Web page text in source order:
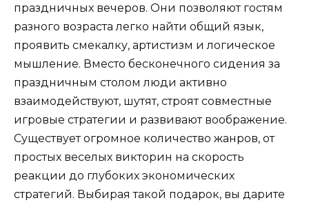
праздничных вечеров. Они позволяют гостям
разного возраста легко найти общий язык,
проявить смекалку, артистизм и логическое
мышление. Вместо бесконечного сидения за
праздничным столом люди активно
взаимодействуют, шутят, строят совместные
игровые стратегии и развивают воображение.
Существует огромное количество жанров, от
простых веселых викторин на скорость
реакции до глубоких экономических
стратегий. Выбирая такой подарок, вы дарите